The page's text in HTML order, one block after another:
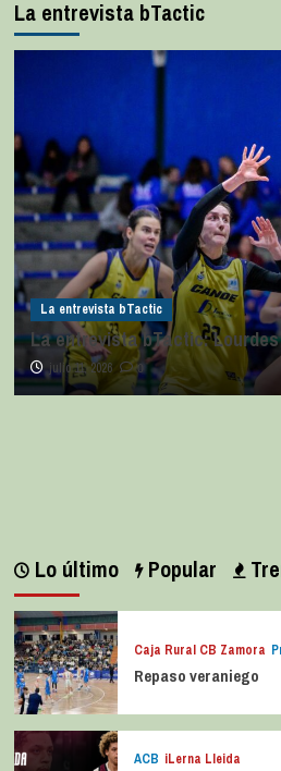
La entrevista bTactic
La entrevista bTactic
La entrevista bTactic:
julio 11, 2026 0
Lo último Popular
Caja Rural CB Zamora
Repaso veraniego
ACB iLerna Lleida